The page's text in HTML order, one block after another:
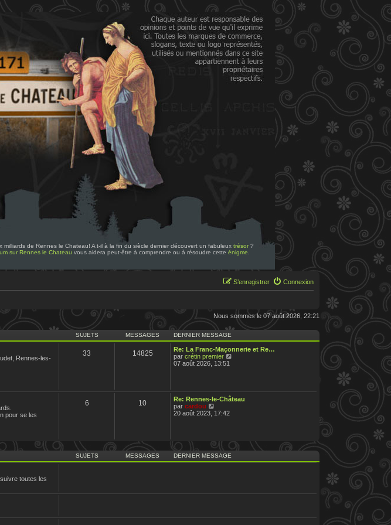
milliards de Rennes le Chateau! A t-il à la fin du siècle dernier découvert un fabuleux trésor ?
sur Rennes le Chateau vous aidera peut-être à comprendre ou à résoudre cette énigme
Connexion
S’enregistrer
Nous sommes le 07 août 2026, 22:21
SUJETS MESSAGES DERNIER MESSAGE
Rennes-les-
33 14825
Re: La Franc-Maçonnerie et Re…
par crétin premier
d
m
s
07 août 2026, 13:51
pour se les
6 10
Re: Rennes-le-Château
par cardou
o
d
e
r
20 août 2023, 17:42
SUJETS MESSAGES DERNIER MESSAGE
toutes les